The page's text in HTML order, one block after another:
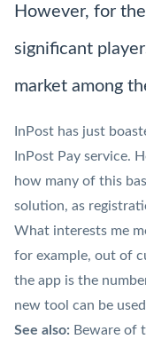
However, for
significant
market among
InPost has just
InPost Pay service.
how many of this
solution, as
What interests me
for example, out of
the app is the
new tool can be
See also: Beware of